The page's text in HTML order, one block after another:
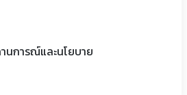
นการณ์และนโยบาย